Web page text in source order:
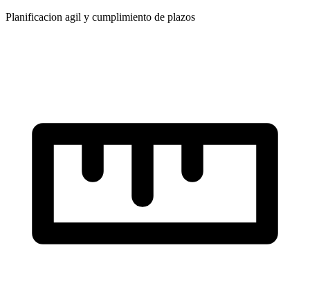
Planificacion agil y cumplimiento de plazos